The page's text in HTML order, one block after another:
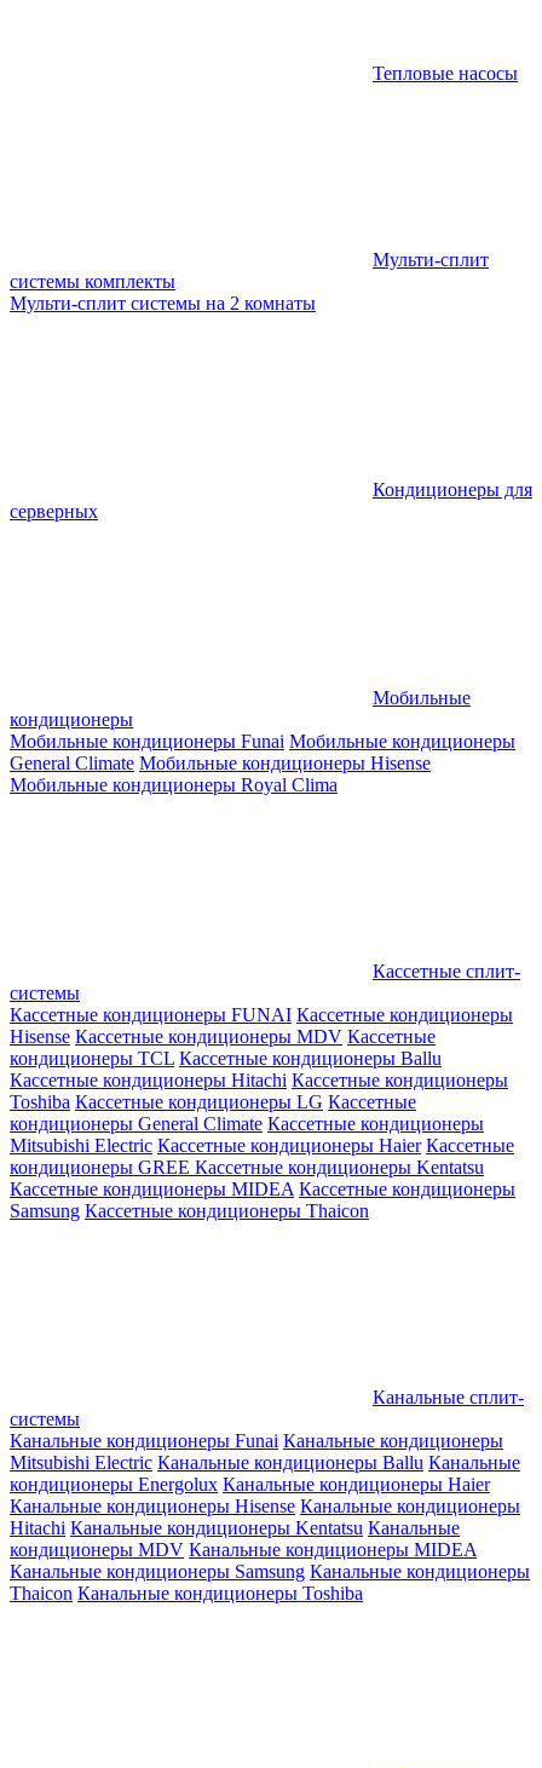
Тепловые насосы
Мульти-сплит
системы комплекты
Мульти-сплит системы на 2 комнаты
Кондиционеры для
серверных
Мобильные
кондиционеры
Мобильные кондиционеры Funai Мобильные кондиционеры
General Climate Мобильные кондиционеры Hisense
Мобильные кондиционеры Royal Clima
Кассетные сплит-
системы
Кассетные кондиционеры FUNAI Кассетные кондиционеры
Hisense Кассетные кондиционеры MDV Кассетные
кондиционеры TCL Кассетные кондиционеры Ballu
Кассетные кондиционеры Hitachi Кассетные кондиционеры
Toshiba Кассетные кондиционеры LG Кассетные
кондиционеры General Climate Кассетные кондиционеры
Mitsubishi Electric Кассетные кондиционеры Haier Кассетные
кондиционеры GREE Кассетные кондиционеры Kentatsu
Кассетные кондиционеры MIDEA Кассетные кондиционеры
Samsung Кассетные кондиционеры Thaicon
Канальные сплит-
системы
Канальные кондиционеры Funai Канальные кондиционеры
Mitsubishi Electric Канальные кондиционеры Ballu Канальные
кондиционеры Energolux Канальные кондиционеры Haier
Канальные кондиционеры Hisense Канальные кондиционеры
Hitachi Канальные кондиционеры Kentatsu Канальные
кондиционеры MDV Канальные кондиционеры MIDEA
Канальные кондиционеры Samsung Канальные кондиционеры
Thaicon Канальные кондиционеры Toshiba